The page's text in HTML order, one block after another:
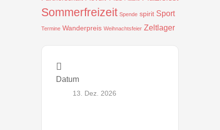
Sommerfreizeit Spende spirit Sport
Termine Wanderpreis Weihnachtsfeier Zeltlager
Datum
13. Dez. 2026